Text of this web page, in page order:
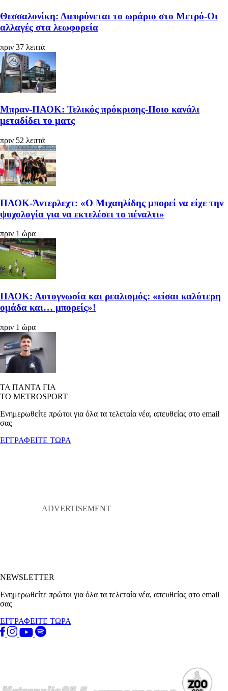
Θεσσαλονίκη: Διευρύνεται το ωράριο στο Μετρό-Οι
αλλαγές στα λεωφορεία
πριν 37 λεπτά
Μπραν-ΠΑΟΚ: Τελικός πρόκρισης-Ποιο κανάλι
μεταδίδει το ματς
πριν 52 λεπτά
ΠΑΟΚ-Άντερλεχτ: «Ο Μιχαηλίδης μπορεί να είχε την
ψυχολογία για να εκτελέσει το πέναλτι»
πριν 1 ώρα
ΠΑΟΚ: Αυτογνωσία και ρεαλισμός: «είσαι καλύτερη
ομάδα και… μπορείς»!
πριν 1 ώρα
ΤΑ ΠΑΝΤΑ ΓΙΑ
ΤΟ METROSPORT
Ενημερωθείτε πρώτοι για όλα τα τελεταία νέα, απευθείας στο email
σας
ΕΓΓΡΑΦΕΙΤΕ ΤΩΡΑ
NEWSLETTER
Ενημερωθείτε πρώτοι για όλα τα τελεταία νέα, απευθείας στο email
σας
ΕΓΓΡΑΦΕΙΤΕ ΤΩΡΑ